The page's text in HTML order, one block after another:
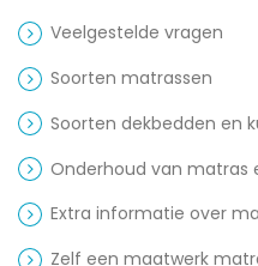
Veelgestelde vragen
Soorten matrassen
Soorten dekbedden en
Onderhoud van matras
Extra informatie over
Zelf een maatwerk